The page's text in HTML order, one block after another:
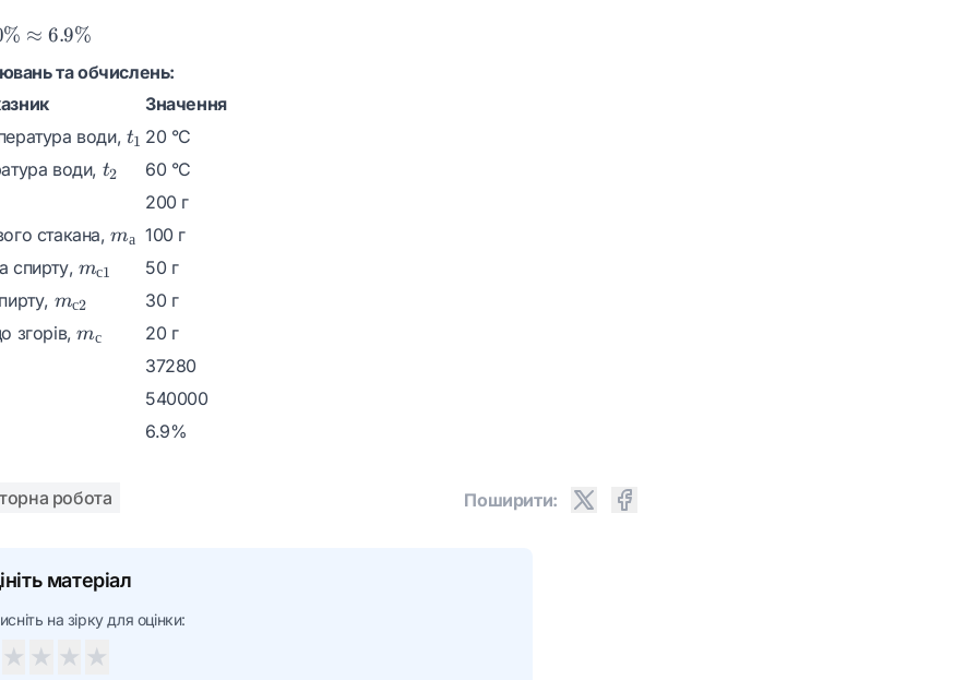
≈ 6.9%
та обчислень:
Значення
води, t_1
t1 20 °C
води, t_2
t2
60 °C
200 г
стакана,m_а
mа 100 г
спирту, m_{с1}
mс1
50 г
m_{с2}
mс2
30 г
згорів,m_с
mс
20 г
37280
540000
6.9%
робота Поширити:
матеріал
на зірку для оцінки:
★ ★ ★ ★